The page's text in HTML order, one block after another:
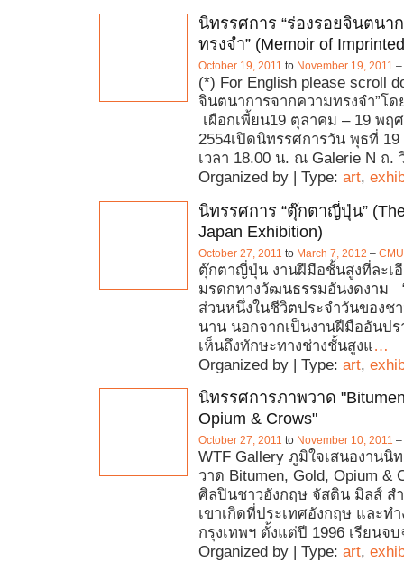
นิทรรศการ “ร่องรอยจินตนา
ทรงจำ” (Memoir of
October 19, 2011 to November 19, 2011 –
(*) For English please scroll
จินตนาการจากความทรงจำ”โ
เผือกเพี้ยน19 ตุลาคม – 19 พฤ
2554เปิดนิทรรศการวัน พุธที่
เวลา 18.00 น. ณ Galerie N ถ.
Organized by | Type: art,
นิทรรศการ “ตุ๊กตาญี่ปุ่น”
Japan Exhibition)
October 27, 2011 to March 7, 2012 –
ตุ๊กตาญี่ปุ่น งานฝีมือชั้นสูงที่ละเ
มรดกทางวัฒนธรรมอันงดงาม
ส่วนหนึ่งในชีวิตประจำวันของช
นาน นอกจากเป็นงานฝีมืออันป
เห็นถึงทักษะทางช่างชั้นสูงแ…
Organized by | Type: art,
นิทรรศการภาพวาด
Opium & Crows"
October 27, 2011 to November 10, 2011 –
WTF Gallery ภูมิใจเสนองานนิ
วาด Bitumen, Gold, Opium &
ศิลปินชาวอังกฤษ จัสติน มิลส์ ส
เขาเกิดที่ประเทศอังกฤษ และท
กรุงเทพฯ ตั้งแต่ปี 1996 เรียนจ
Organized by | Type: art,